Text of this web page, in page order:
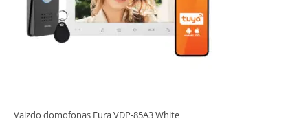
Vaizdo domofonas Eura VDP-85A3 White